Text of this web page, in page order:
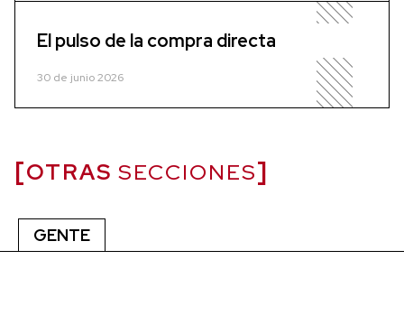
El pulso de la compra directa
30 de junio 2026
OTRAS SECCIONES
GENTE